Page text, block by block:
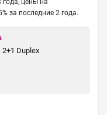
года, цены на
за последние 2 года.
2+1 Duplex